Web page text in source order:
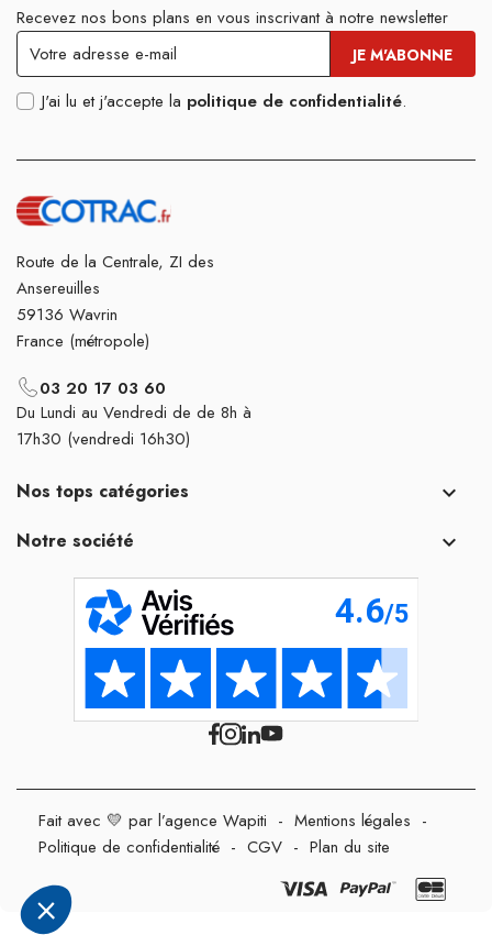
Recevez nos bons plans en vous inscrivant à notre newsletter
J'ai lu et j'accepte la politique de confidentialité.
Route de la Centrale, ZI des
Ansereuilles
59136 Wavrin
France (métropole)
03 20 17 03 60
Du Lundi au Vendredi de de 8h à
17h30 (vendredi 16h30)
Nos tops catégories 
Notre société 
Fait avec 💛 par l’agence Wapiti - Mentions légales -
Politique de confidentialité - CGV - Plan du site